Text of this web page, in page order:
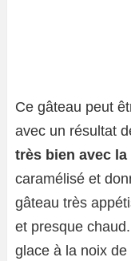
Ce gâteau peut
avec un résultat
très bien avec la
caramélisé et
gâteau très
et presque
glace à la noix